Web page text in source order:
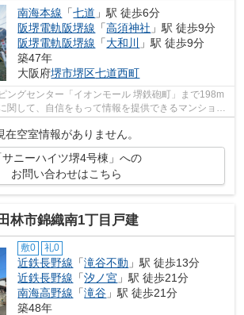
南海本線 「七道 」駅 徒歩6分
阪堺電軌阪堺線 「高須神社 」駅 徒歩9分
阪堺電軌阪堺線 「大和川
」駅 徒歩9分
築47年
大阪府堺市堺区七道西町
ングセンター「イオンモール 堺鉄砲町」まで198m
関して、自信をもって情報を提供できるマンション
在空室情報がありません。
サニーハイツ堺4号棟」への
お問い合わせはこちら
林市錦織南1丁目戸建
敷0 礼0
近鉄長野線 「滝谷不動 」駅 徒歩13分
近鉄長野線 「汐ノ宮 」駅 徒歩21分
南海高野線 「滝谷 」駅 徒歩21分
築48年